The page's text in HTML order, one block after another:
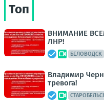
Топ
ВНИМАНИЕ
ЛНР!
БЕЛОВОДСК
Владимир
тревога!